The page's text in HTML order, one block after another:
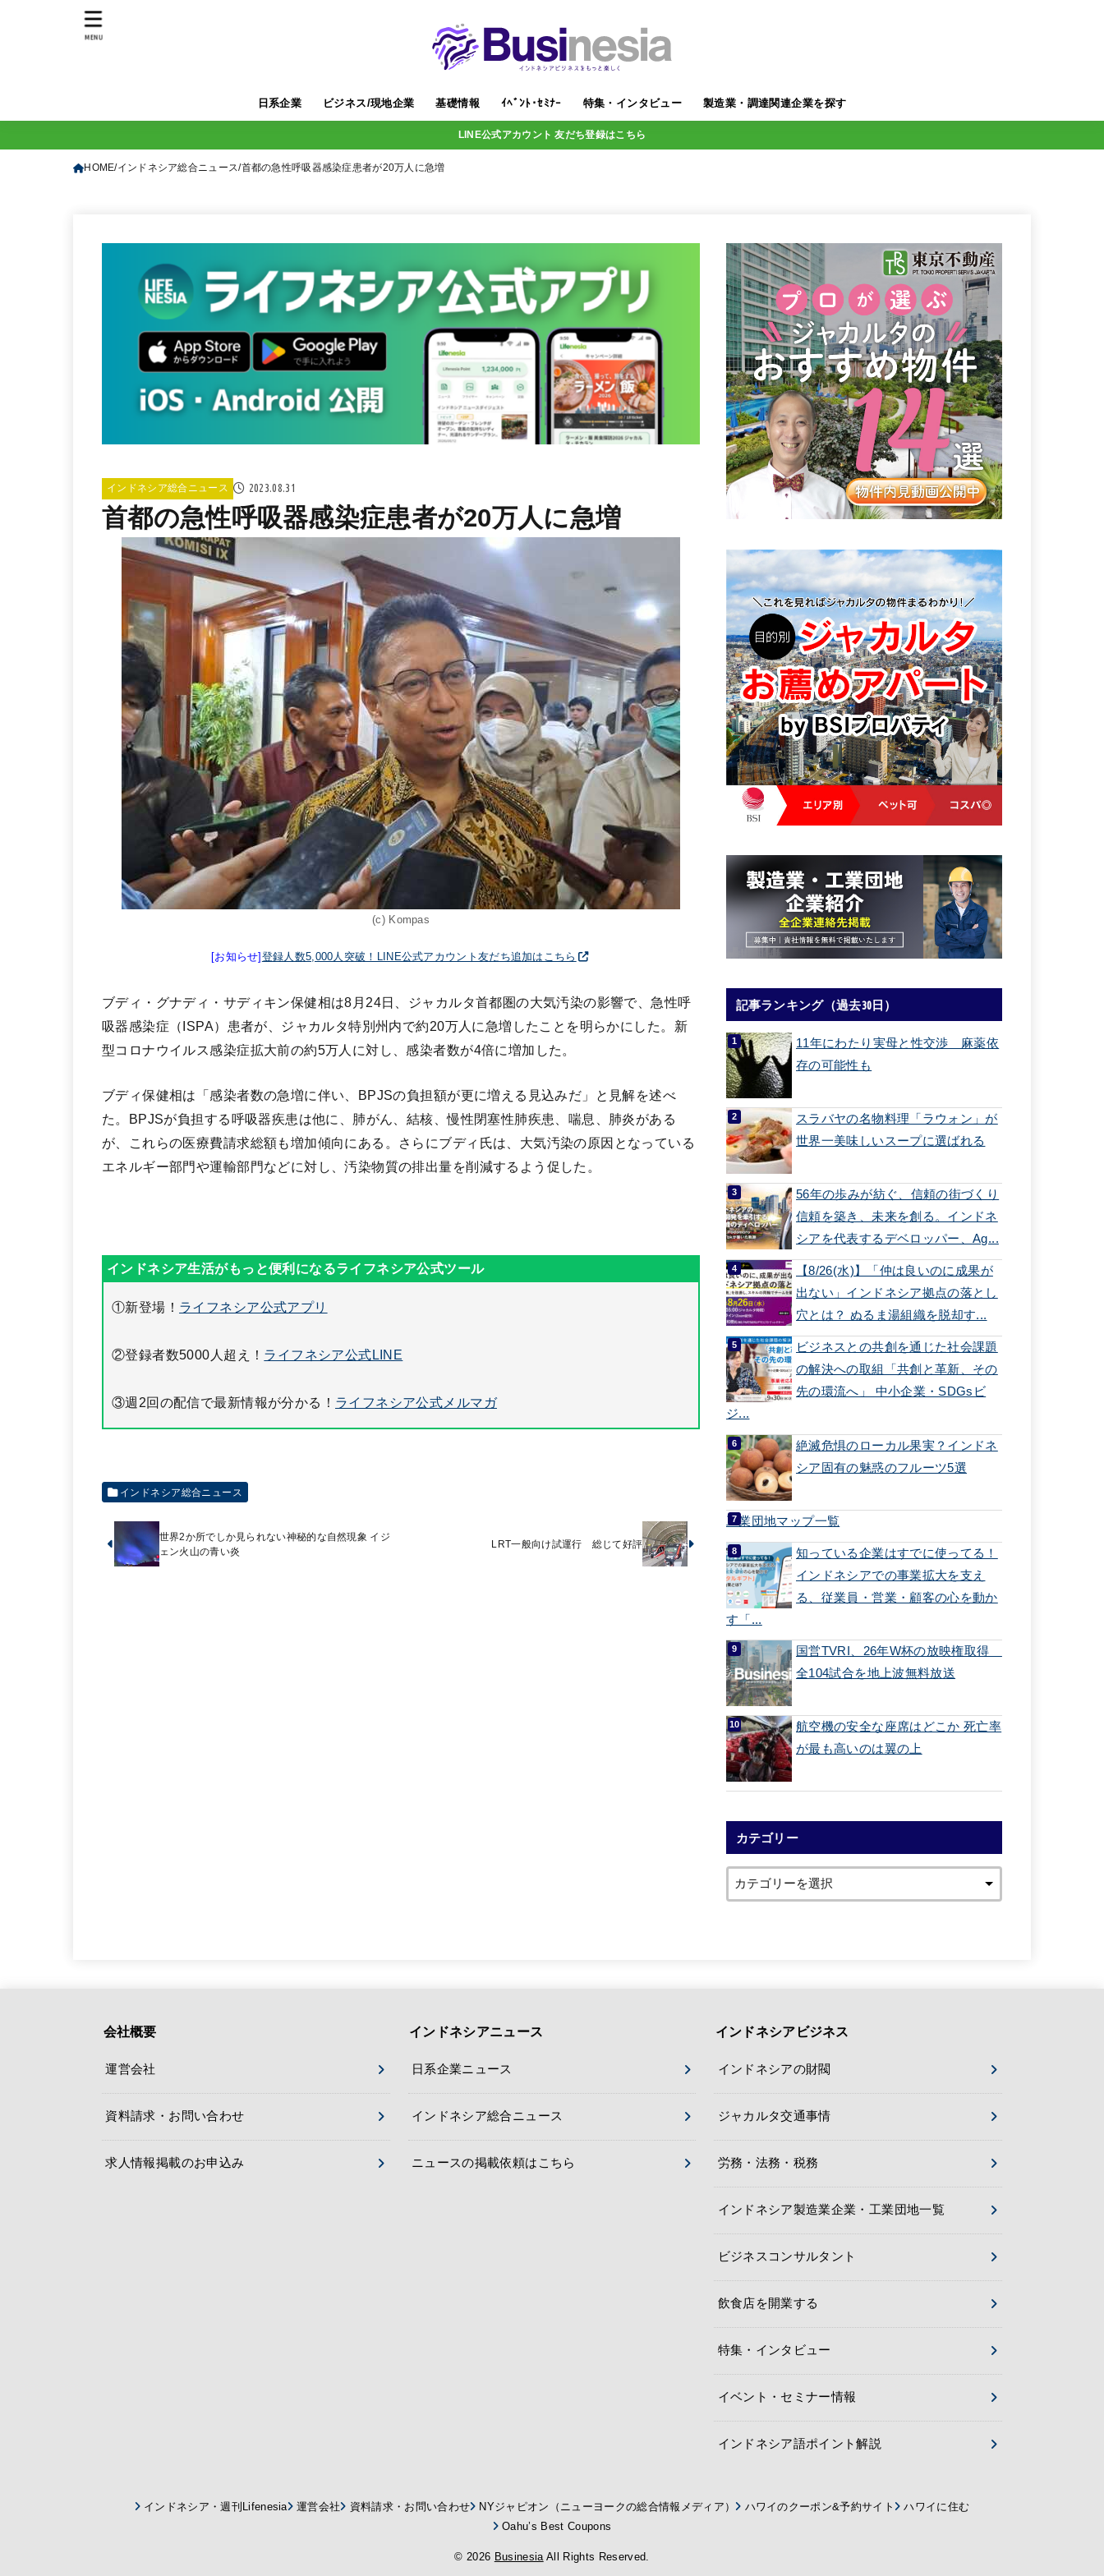
日系企業 ビジネス/現地企業 基礎情報 ｲﾍﾞﾝﾄ･ｾﾐﾅｰ 特集・インタビュー 製造業・調達関連企業を探す
MENU
LINE公式アカウント 友だち登録はこちら
HOME インドネシア総合ニュース 首都の急性呼吸器感染症患者が20万人に急増
インドネシア総合ニュース 2023.08.31
首都の急性呼吸器感染症患者が20万人に急増
(c) Kompas
[お知らせ] 登録人数5,000人突破！LINE公式アカウント友だち追加はこちら
ブディ・グナディ・サディキン保健相は8月24日、ジャカルタ首都圏の大気汚染の影響で、急性呼
吸器感染症（ISPA）患者が、ジャカルタ特別州内で約20万人に急増したことを明らかにした。新
型コロナウイルス感染症拡大前の約5万人に対し、感染者数が4倍に増加した。
ブディ保健相は「感染者数の急増に伴い、BPJSの負担額が更に増える見込みだ」と見解を述べ
た。BPJSが負担する呼吸器疾患は他に、肺がん、結核、慢性閉塞性肺疾患、喘息、肺炎がある
が、これらの医療費請求総額も増加傾向にある。さらにブディ氏は、大気汚染の原因となっている
エネルギー部門や運輸部門などに対し、汚染物質の排出量を削減するよう促した。
①新登場！ ライフネシア公式アプリ
②登録者数5000人超え！ ライフネシア公式LINE
③週2回の配信で最新情報が分かる！ ライフネシア公式メルマガ
インドネシア総合ニュース
世界2か所でしか見られない神秘的な自然現象 イジ
ェン火山の青い炎
LRT一般向け試運行 総じて好評
記事ランキング（過去30日）
11年にわたり実母と性交渉 麻薬依
存の可能性も
スラバヤの名物料理「ラウォン」が
世界一美味しいスープに選ばれる
56年の歩みが紡ぐ、信頼の街づくり
信頼を築き、未来を創る。インドネ
シアを代表するデベロッパー、Ag...
【8/26(水)】「仲は良いのに成果が
出ない」インドネシア拠点の落とし
穴とは？ ぬるま湯組織を脱却す...
ビジネスとの共創を通じた社会課題
の解決への取組「共創と革新、その
先の環流へ」 中小企業・SDGsビ
ジ...
絶滅危惧のローカル果実？インドネ
シア固有の魅惑のフルーツ5選
工業団地マップ一覧
知っている企業はすでに使ってる！
インドネシアでの事業拡大を支え
る、従業員・営業・顧客の心を動か
す「...
国営TVRI、26年W杯の放映権取得
全104試合を地上波無料放送
航空機の安全な座席はどこか 死亡率
が最も高いのは翼の上
カテゴリー
会社概要
運営会社
資料請求・お問い合わせ
求人情報掲載のお申込み
インドネシアニュース
日系企業ニュース
インドネシア総合ニュース
ニュースの掲載依頼はこちら
インドネシアビジネス
インドネシアの財閥
ジャカルタ交通事情
労務・法務・税務
インドネシア製造業企業・工業団地一覧
ビジネスコンサルタント
飲食店を開業する
特集・インタビュー
イベント・セミナー情報
インドネシア語ポイント解説
インドネシア・週刊Lifenesia 運営会社 資料請求・お問い合わせ NYジャピオン（ニューヨークの総合情報メディア） ハワイのクーポン&予約サイト
ハワイに住む
Oahu’s Best Coupons
© 2026 BusinesiaAll Rights Reserved.